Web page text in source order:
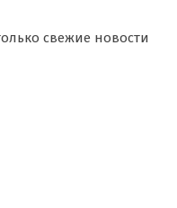
свежие новости